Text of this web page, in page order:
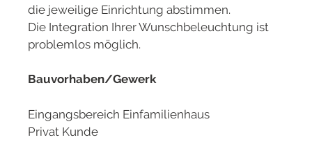
die jeweilige Einrichtung abstimmen.
Die Integration Ihrer Wunschbeleuchtung ist
problemlos möglich.
Bauvorhaben/Gewerk
Eingangsbereich Einfamilienhaus
Privat Kunde